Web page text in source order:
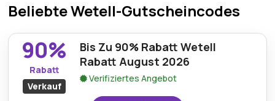
Beliebte Wetell-Gutscheincodes
90%
Rabatt
Verkauf
Bis Zu 90% Rabatt Wetell
Rabatt August 2026
Verifiziertes Angebot